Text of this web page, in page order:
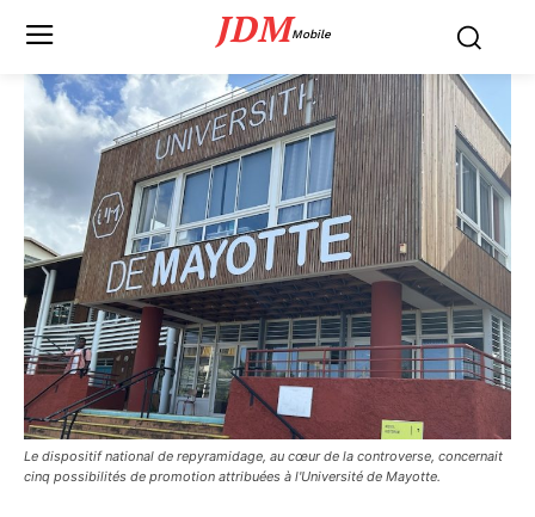
JDMMobile
Le dispositif national de repyramidage, au cœur de la controverse, concernait
cinq possibilités de promotion attribuées à l'Université de Mayotte.